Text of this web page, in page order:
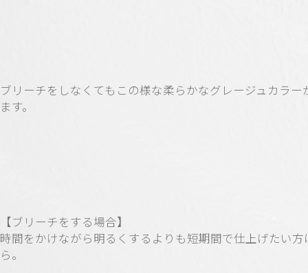
ブリーチをしなくてもこの様な柔らかなグレージュカラー
ます。
【ブリーチをする場合】
時間をかけながら明るくするよりも短期間で仕上げたい方
ら。